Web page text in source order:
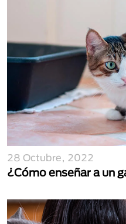
28 Octubre, 2022
¿Cómo enseñar a un